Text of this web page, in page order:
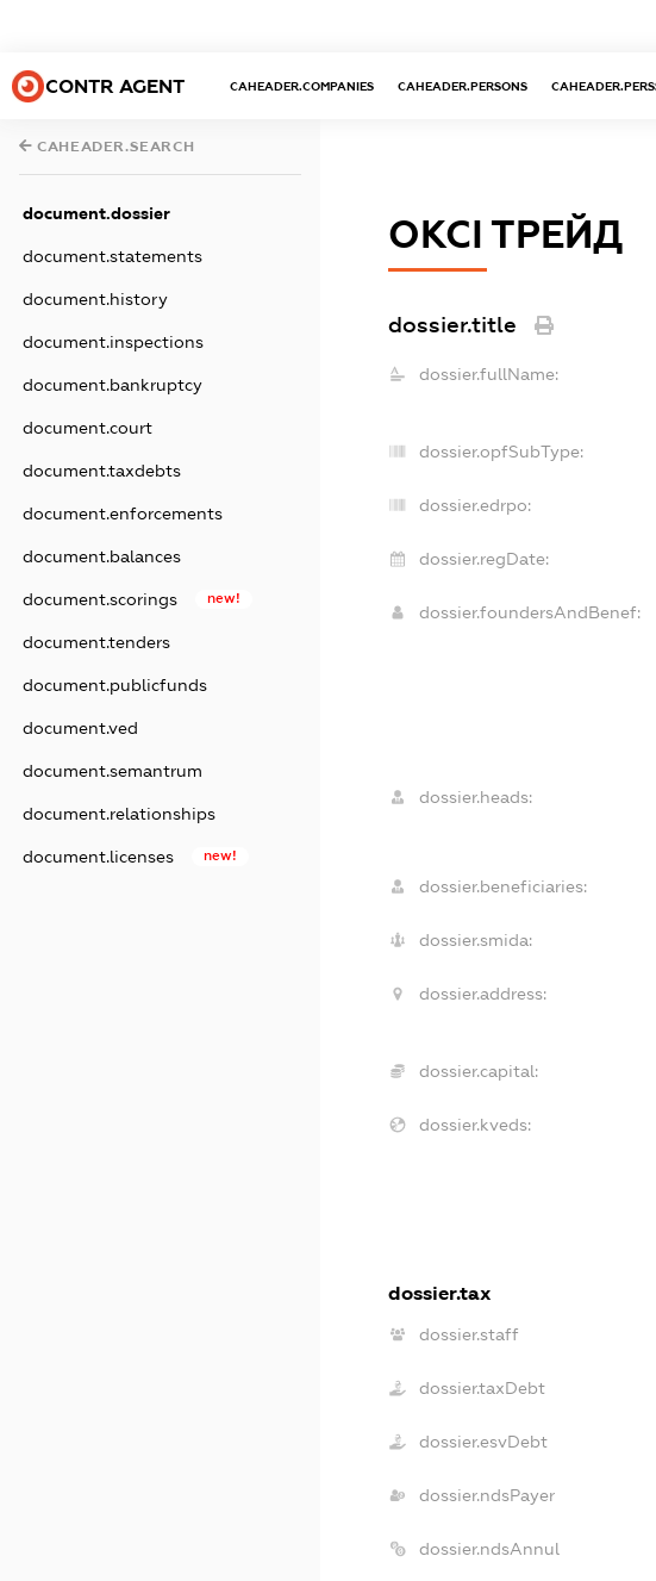
CONTR AGENT CAHEADER.COMPANIES CAHEADER.PERSONS
CAHEADER.SEARCH
document.dossier
document.statements
document.history
document.inspections
document.bankruptcy
document.court
document.taxdebts
document.enforcements
document.balances
document.scorings new!
document.tenders
document.publicfunds
document.ved
document.semantrum
document.relationships
document.licenses new!
ОКСІ ТРЕЙД
dossier.title
dossier.fullName:
dossier.opfSubType:
dossier.edrpo:
dossier.regDate:
dossier.foundersAndBenef:
dossier.heads:
dossier.beneficiaries:
dossier.smida:
dossier.address:
dossier.capital:
dossier.kveds:
dossier.tax
dossier.staff
dossier.taxDebt
dossier.esvDebt
dossier.ndsPayer
dossier.ndsAnnul